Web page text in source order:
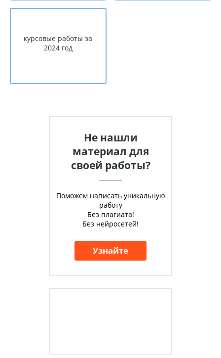
курсовые работы за
2024 год
Не нашли
материал для
своей работы?
Поможем написать уникальную
работу
Без плагиата!
Без нейросетей!
Узнайте